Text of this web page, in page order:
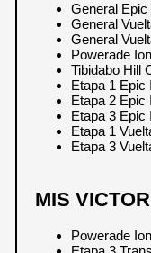
General Epic
General
General
Powerade
Tibidabo Hill
Etapa 1 Epic
Etapa 2 Epic
Etapa 3 Epic
Etapa 1
Etapa 3
MIS
Powerade